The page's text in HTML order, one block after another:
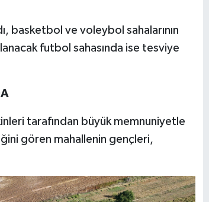
basketbol ve voleybol sahalarının
futbol sahasında ise tesviye
tarafından büyük memnuniyetle
gören mahallenin gençleri,